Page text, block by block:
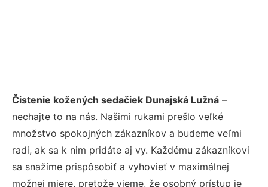
Čistenie kožených sedačiek Dunajská Lužná –
nechajte to na nás. Našimi rukami prešlo veľké
množstvo spokojných zákazníkov a budeme veľmi
radi, ak sa k nim pridáte aj vy. Každému zákazníkovi
sa snažíme prispôsobiť a vyhovieť v maximálnej
možnej miere, pretože vieme, že osobný prístup je